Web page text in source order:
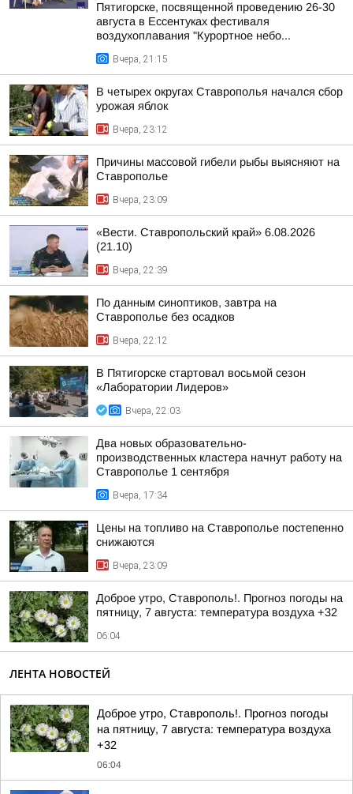
Пятигорске, посвященной проведению 26-30
августа в Ессентуках фестиваля
воздухоплавания "Курортное небо...
Вчера, 21:15
В четырех округах Ставрополья начался сбор
урожая яблок
Вчера, 23:12
Причины массовой гибели рыбы выясняют на
Ставрополье
Вчера, 23:09
«Вести. Ставропольский край» 6.08.2026
(21.10)
Вчера, 22:39
По данным синоптиков, завтра на
Ставрополье без осадков
Вчера, 22:12
В Пятигорске стартовал восьмой сезон
«Лаборатории Лидеров»
Вчера, 22:03
Два новых образовательно-
производственных кластера начнут работу на
Ставрополье 1 сентября
Вчера, 17:34
Цены на топливо на Ставрополье постепенно
снижаются
Вчера, 23:09
Доброе утро, Ставрополь!. Прогноз погоды на
пятницу, 7 августа: температура воздуха +32
06:04
ЛЕНТА НОВОСТЕЙ
Доброе утро, Ставрополь!. Прогноз погоды
на пятницу, 7 августа: температура воздуха
+32
06:04